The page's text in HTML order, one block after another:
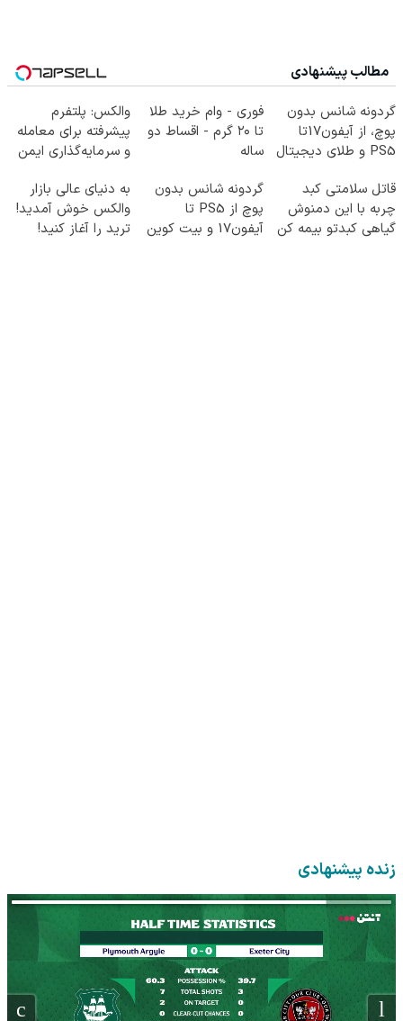
مطالب پیشنهادی
گردونه شانس بدون
پوچ، از آیفون17تا
PS5 و طلای دیجیتال
فوری - وام خرید طلا
تا ۲۰ گرم - اقساط دو
ساله
والکس: پلتفرم
پیشرفته برای معامله
و سرمایه‌گذاری ایمن
قاتل سلامتی کبد
چربه با این دمنوش
گیاهی کبدتو بیمه کن
گردونه شانس بدون
پوچ از PS5 تا
آیفون17 و بیت کوین
به دنیای عالی بازار
والکس خوش آمدید!
ترید را آغاز کنید!
زنده پیشنهادی